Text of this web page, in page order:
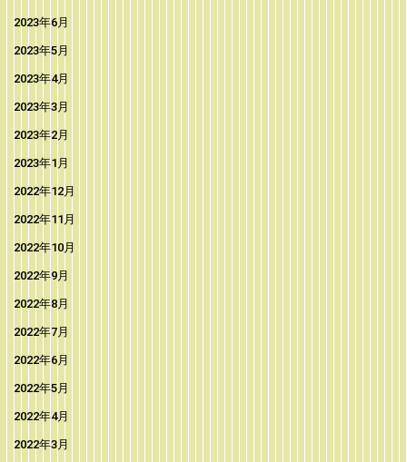
2023年6月
2023年5月
2023年4月
2023年3月
2023年2月
2023年1月
2022年12月
2022年11月
2022年10月
2022年9月
2022年8月
2022年7月
2022年6月
2022年5月
2022年4月
2022年3月